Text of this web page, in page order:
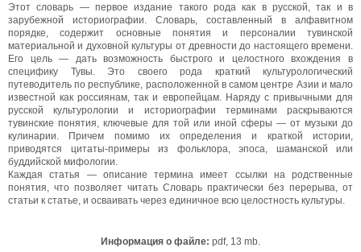
Этот словарь — первое издание такого рода как в русской, так и в
зарубежной историографии. Словарь, составленный в алфавитном
порядке, содержит основные понятия и персоналии тувинской
материальной и духовной культуры от древности до настоящего времени.
Его цель — дать возможность быстрого и целостного вхождения в
специфику Тувы. Это своего рода краткий культурологический
путеводитель по республике, расположенной в самом центре Азии и мало
известной как россиянам, так и европейцам. Наряду с привычными для
русской культурологии и историографии терминами раскрываются
тувинские понятия, ключевые для той или иной сферы — от музыки до
кулинарии. Причем помимо их определения и краткой истории,
приводятся цитаты-примеры из фольклора, эпоса, шаманской или
буддийской мифологии.
Каждая статья — описание термина имеет ссылки на родственные
понятия, что позволяет читать Словарь практически без перерыва, от
статьи к статье, и осваивать через единичное всю целостность культуры.
Информация о файле: pdf, 13 mb.